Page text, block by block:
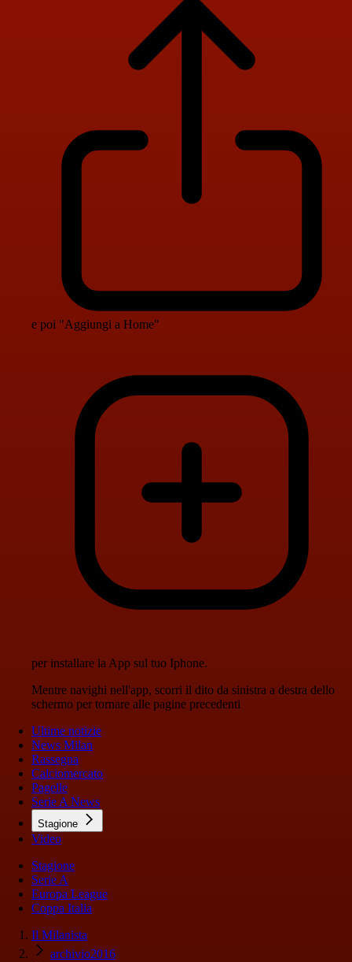
e poi "Aggiungi a Home"
per installare la App sul tuo Iphone.
Mentre navighi nell'app, scorri il dito da sinistra a destra dello
schermo per tornare alle pagine precedenti
Ultime notizie
News Milan
Rassegna
Calciomercato
Pagelle
Serie A News
Stagione
Video
Stagione
Serie A
Europa League
Coppa Italia
Il Milanista
archivio2016